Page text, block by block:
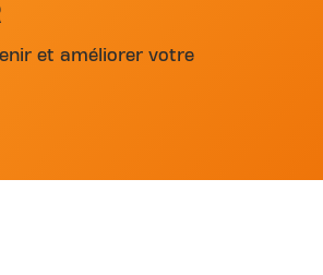
et améliorer votre